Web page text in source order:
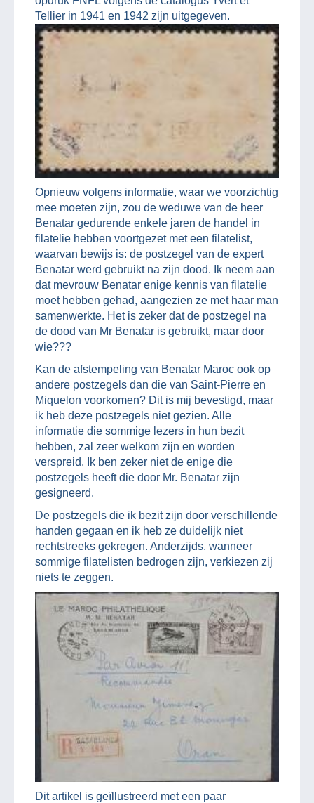
Tellier in 1941 en 1942 zijn uitgegeven.
Opnieuw volgens informatie, waar we voorzichtig
mee moeten zijn, zou de weduwe van de heer
Benatar gedurende enkele jaren de handel in
filatelie hebben voortgezet met een filatelist,
waarvan bewijs is: de postzegel van de expert
Benatar werd gebruikt na zijn dood. Ik neem aan
dat mevrouw Benatar enige kennis van filatelie
moet hebben gehad, aangezien ze met haar man
samenwerkte. Het is zeker dat de postzegel na
de dood van Mr Benatar is gebruikt, maar door
wie???
Kan de afstempeling van Benatar Maroc ook op
andere postzegels dan die van Saint-Pierre en
Miquelon voorkomen? Dit is mij bevestigd, maar
ik heb deze postzegels niet gezien. Alle
informatie die sommige lezers in hun bezit
hebben, zal zeer welkom zijn en worden
verspreid. Ik ben zeker niet de enige die
postzegels heeft die door Mr. Benatar zijn
gesigneerd.
De postzegels die ik bezit zijn door verschillende
handen gegaan en ik heb ze duidelijk niet
rechtstreeks gekregen. Anderzijds, wanneer
sommige filatelisten bedrogen zijn, verkiezen zij
niets te zeggen.
Dit artikel is geïllustreerd met een paar